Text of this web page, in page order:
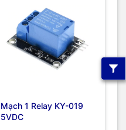
Mạch 1 Relay KY-019
5VDC